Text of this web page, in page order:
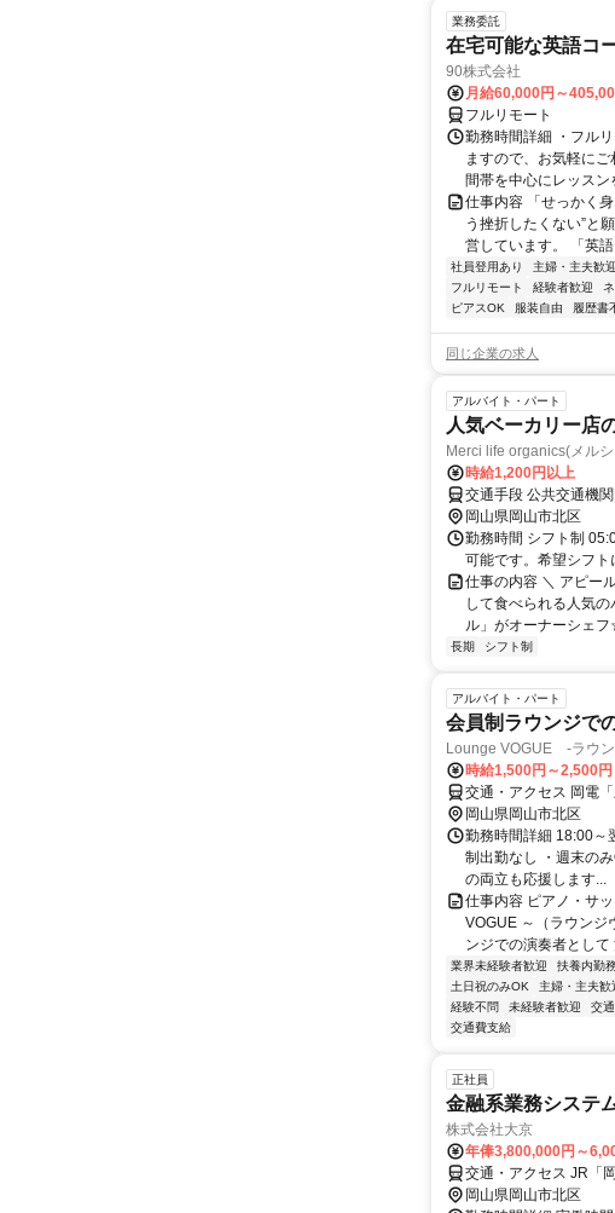
業務委託
在宅可能な英語コ
90株式会社
月給60,000円～
フルリモート
勤務時間詳細 ・フル
ますので、お気軽に
間帯を中心にレッスン
仕事内容 「せっかく
う挫折したくない”と
営しています。 「英
社員登用あり 主婦・主夫歓迎
フルリモート
経験者歓迎
ピアスOK
服装自由 履歴書
同じ企業の求人
アルバイト・パート
人気ベーカリー店
Merci life organics(メル
時給1,200円以上
岡山県岡山市北区
勤務時間 シフト制
可能です。希望シフ
仕事の内容 ＼ アピー
して食べられる人気
ル」がオーナーシェ
長期 シフト制
アルバイト・パート
会員制ラウンジで
Lounge VOGUE -ラウ
時給1,500円～2,500円
交通・アクセス 岡電
岡山県岡山市北区
勤務時間詳細 18:00～
制出勤なし ・週末の
の両立も応援します...
仕事内容 ピアノ・サ
VOGUE ～（ラウンジ
ンジでの演奏者として
業界未経験者歓迎 扶養内勤
土日祝のみOK
主婦・主夫歓
経験不問
未経験者歓迎 交
交通費支給
正社員
金融系業務システ
株式会社大京
年俸3,800,000円～
交通・アクセス JR「
岡山県岡山市北区